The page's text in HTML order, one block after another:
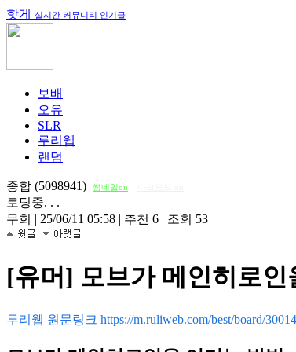
핫게 실시간 커뮤니티 인기글
보배
오유
SLR
루리웹
랜덤
종합 (5098941) 썸네일on
로딩중. . .
무희 | 25/06/11 05:58 | 추천 6 | 조회 53
[유머] 모브가 메인히로
루리웹 원문링크 https://m.ruliweb.com/best/board/